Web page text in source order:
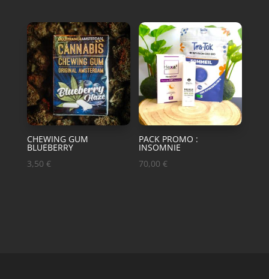
CHEWING GUM
BLUEBERRY
3,50 €
PACK PROMO :
INSOMNIE
70,00€